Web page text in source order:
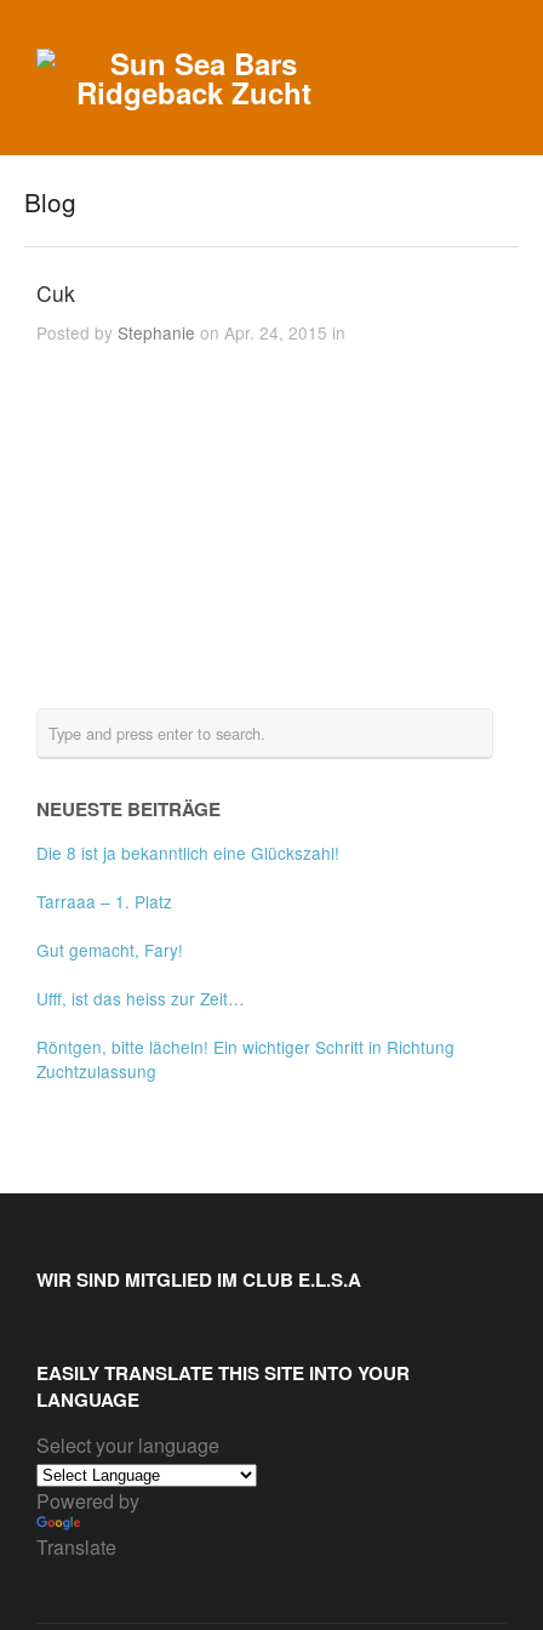
Blog
Cuk
Posted byStephanie on Apr. 24, 2015 in
NEUESTE BEITRÄGE
Die 8 ist ja bekanntlich eine Glückszahl!
Tarraaa – 1. Platz
Gut gemacht, Fary!
Ufff, ist das heiss zur Zeit…
Röntgen, bitte lächeln! Ein wichtiger Schritt in Richtung
Zuchtzulassung
WIR SIND MITGLIED IM CLUB E.L.S.A
EASILY TRANSLATE THIS SITE INTO YOUR
LANGUAGE
Select your language
Powered by
Translate